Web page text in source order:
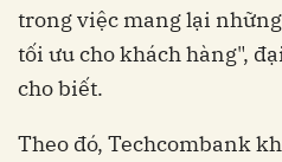
trong việc mang lại
tối ưu cho khách hàng",
cho biết.
Theo đó, Techcombank